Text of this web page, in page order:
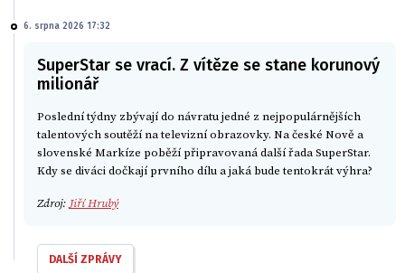
6. srpna 2026 17:32
SuperStar se vrací. Z vítěze se stane korunový
milionář
Poslední týdny zbývají do návratu jedné z nejpopulárnějších
talentových soutěží na televizní obrazovky. Na české Nově a
slovenské Markíze poběží připravovaná další řada SuperStar.
Kdy se diváci dočkají prvního dílu a jaká bude tentokrát výhra?
Zdroj: Jiří Hrubý
DALŠÍ ZPRÁVY